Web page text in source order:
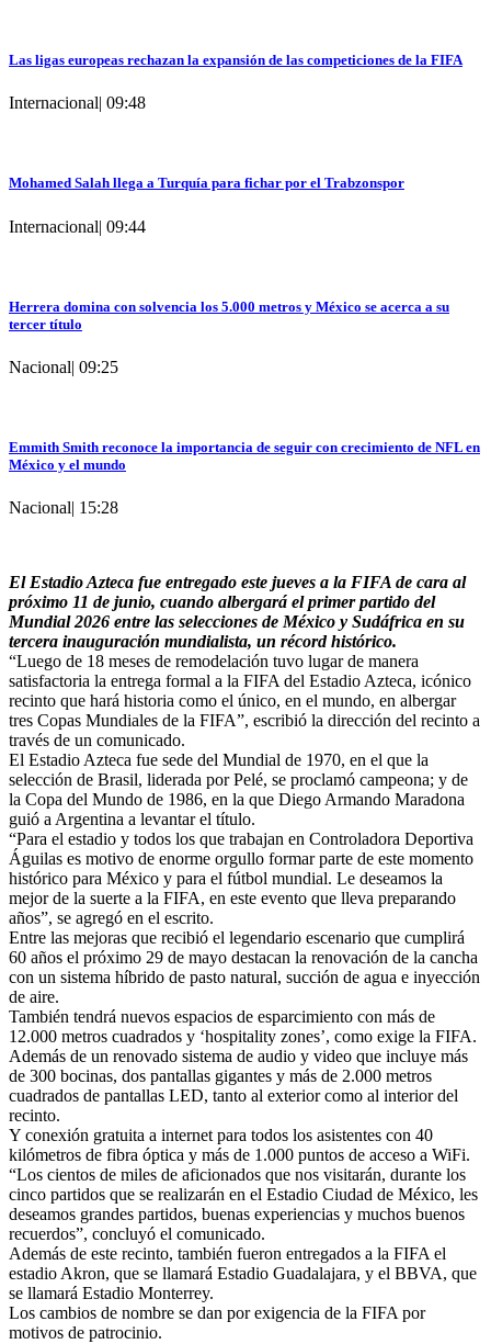
Las ligas europeas rechazan la expansión de las competiciones de la FIFA
Internacional| 09:48
Mohamed Salah llega a Turquía para fichar por el Trabzonspor
Internacional| 09:44
Herrera domina con solvencia los 5.000 metros y México se acerca a su
tercer título
Nacional| 09:25
Emmith Smith reconoce la importancia de seguir con crecimiento de NFL en
México y el mundo
Nacional| 15:28
El Estadio Azteca fue entregado este jueves a la FIFA de cara al
próximo 11 de junio, cuando albergará el primer partido del
Mundial 2026 entre las selecciones de México y Sudáfrica en su
tercera inauguración mundialista, un récord histórico.
“Luego de 18 meses de remodelación tuvo lugar de manera
satisfactoria la entrega formal a la FIFA del Estadio Azteca, icónico
recinto que hará historia como el único, en el mundo, en albergar
tres Copas Mundiales de la FIFA”, escribió la dirección del recinto a
través de un comunicado.
El Estadio Azteca fue sede del Mundial de 1970, en el que la
selección de Brasil, liderada por Pelé, se proclamó campeona; y de
la Copa del Mundo de 1986, en la que Diego Armando Maradona
guió a Argentina a levantar el título.
“Para el estadio y todos los que trabajan en Controladora Deportiva
Águilas es motivo de enorme orgullo formar parte de este momento
histórico para México y para el fútbol mundial. Le deseamos la
mejor de la suerte a la FIFA, en este evento que lleva preparando
años”, se agregó en el escrito.
Entre las mejoras que recibió el legendario escenario que cumplirá
60 años el próximo 29 de mayo destacan la renovación de la cancha
con un sistema híbrido de pasto natural, succión de agua e inyección
de aire.
También tendrá nuevos espacios de esparcimiento con más de
12.000 metros cuadrados y ‘hospitality zones’, como exige la FIFA.
Además de un renovado sistema de audio y video que incluye más
de 300 bocinas, dos pantallas gigantes y más de 2.000 metros
cuadrados de pantallas LED, tanto al exterior como al interior del
recinto.
Y conexión gratuita a internet para todos los asistentes con 40
kilómetros de fibra óptica y más de 1.000 puntos de acceso a WiFi.
“Los cientos de miles de aficionados que nos visitarán, durante los
cinco partidos que se realizarán en el Estadio Ciudad de México, les
deseamos grandes partidos, buenas experiencias y muchos buenos
recuerdos”, concluyó el comunicado.
Además de este recinto, también fueron entregados a la FIFA el
estadio Akron, que se llamará Estadio Guadalajara, y el BBVA, que
se llamará Estadio Monterrey.
Los cambios de nombre se dan por exigencia de la FIFA por
motivos de patrocinio.